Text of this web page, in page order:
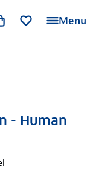
Menu
- Human